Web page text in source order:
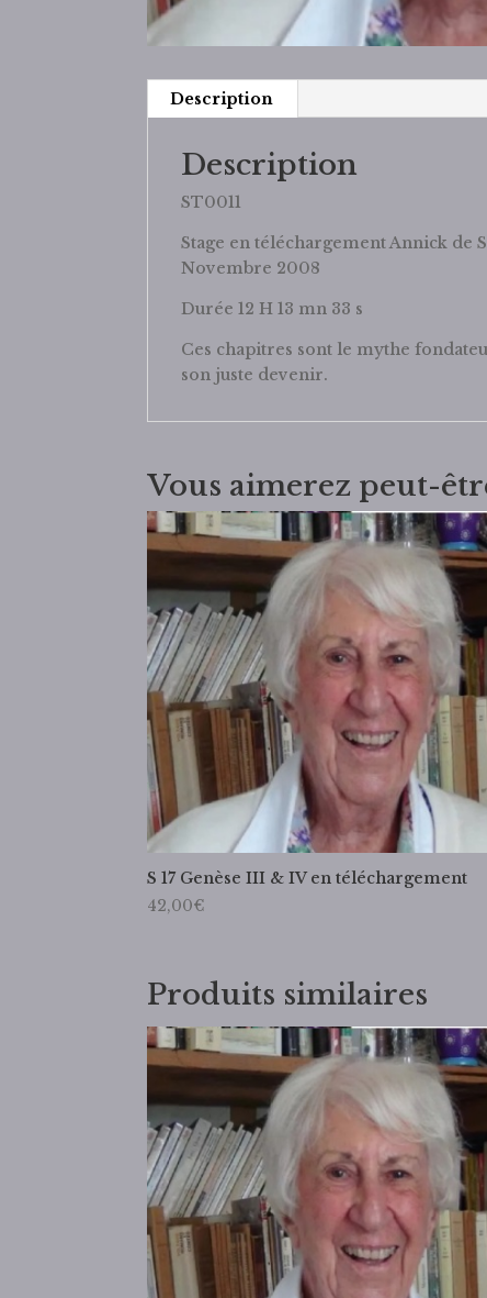
Description
Description
ST0011
Stage en téléchargement Annick de
Novembre 2008
Durée 12 H 13 mn 33 s
Ces chapitres sont le mythe
son juste devenir.
Vous aimerez peut-
S 17 Genèse III & IV en téléchargement
42,00€
Produits similaires